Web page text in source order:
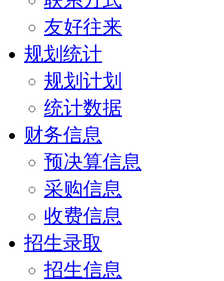
友好往来
规划统计
规划计划
统计数据
财务信息
预决算信息
采购信息
收费信息
招生录取
招生信息